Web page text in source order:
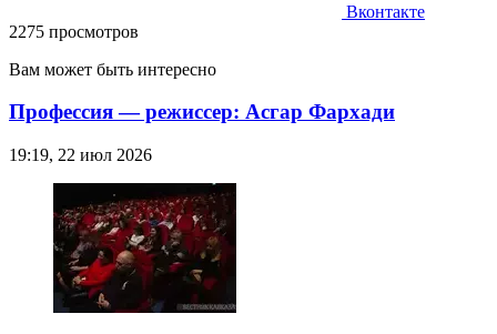
Вконтакте
2275 просмотров
Вам может быть интересно
Профессия — режиссер: Асгар Фархади
19:19, 22 июл 2026